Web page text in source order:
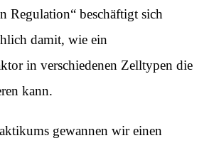
Regulation“ beschäftigt sich
damit, wie ein
in verschiedenen Zelltypen die
kann.
gewannen wir einen